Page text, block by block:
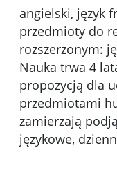
angielski, język
przedmioty do
rozszerzonym:
Nauka trwa 4
propozycją dla
przedmiotami
zamierzają
językowe,